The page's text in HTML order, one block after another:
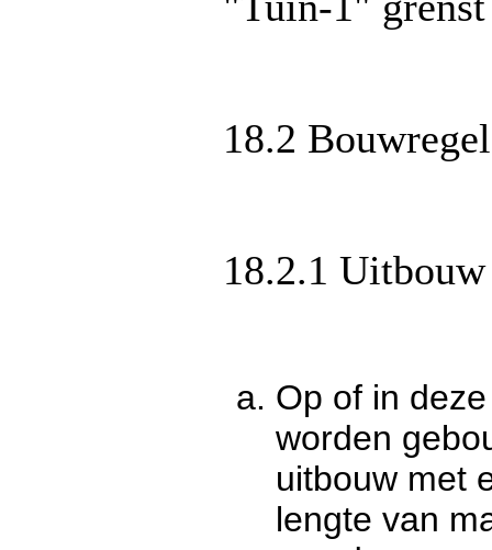
18.2
18.2.1 Uitbouw
Op of in
worden
uitbouw met
lengte van